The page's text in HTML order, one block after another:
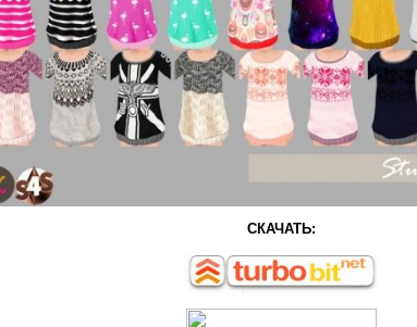
СКАЧАТЬ: